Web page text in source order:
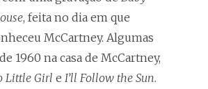
, feita no dia em que
McCartney. Algumas
1960 na casa de McCartney,
Little Girl e I’ll Follow the Sun.